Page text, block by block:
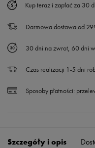
XL
Powiadom o
Kup teraz i zapłać za 30
Darmowa dostawa od
30 dni na zwrot, 60 dni w
Czas realizacji 1-5 dni
Sposoby płatności:
Szczegóły i opis